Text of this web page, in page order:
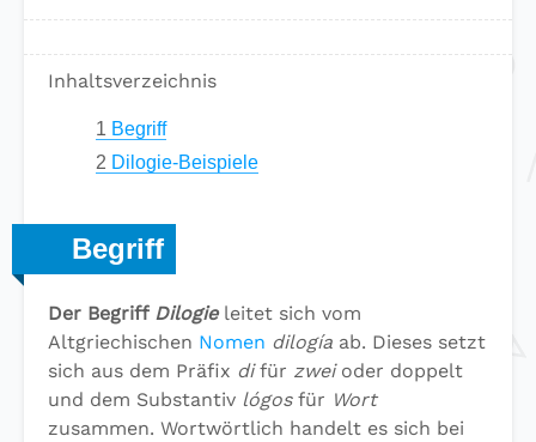
Inhaltsverzeichnis
1 Begriff
2 Dilogie-Beispiele
Begriff
Der Begriff Dilogieleitet sich vom
Altgriechischen Nomen dilogía ab. Dieses setzt
sich aus dem Präfix difür zweioder doppelt
und dem Substantiv lógosfür Wort
zusammen. Wortwörtlich handelt es sich bei